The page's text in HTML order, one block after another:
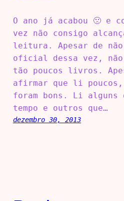
O ano já acabou 🙁 e
vez não consigo
leitura. Apesar de
oficial dessa vez,
tão poucos livros.
afirmar que li poucos,
foram bons. Li alguns
tempo e outros que…
dezembro 30, 2013